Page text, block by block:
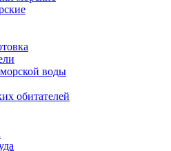
воды
обитателей